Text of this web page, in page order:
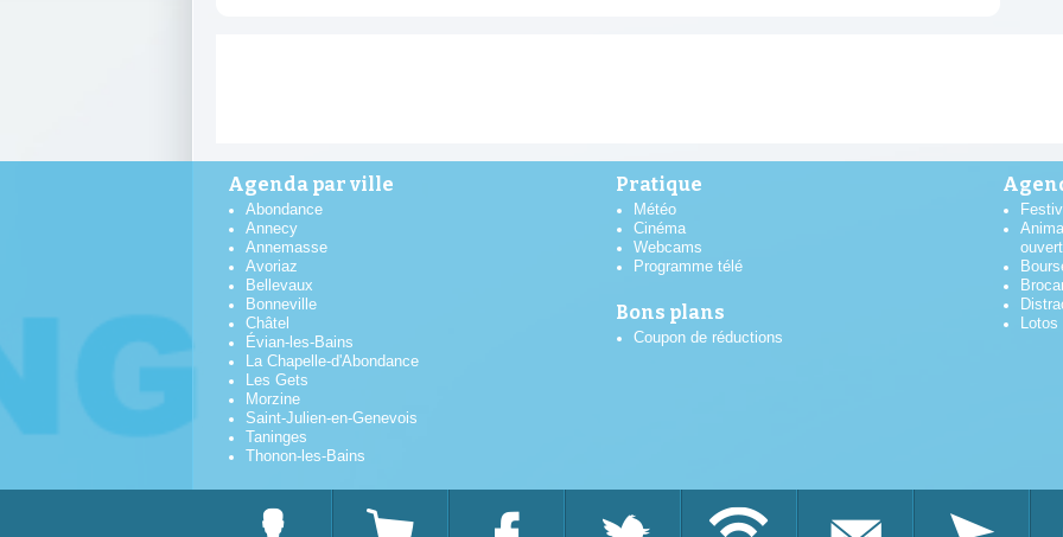
Agenda par ville
Abondance
Annecy
Annemasse
Avoriaz
Bellevaux
Bonneville
Châtel
Évian-les-Bains
La Chapelle-d'Abondance
Les Gets
Morzine
Saint-Julien-en-Genevois
Taninges
Thonon-les-Bains
Pratique
Météo
Cinéma
Webcams
Programme télé
Bons plans
Coupon de réductions
Lotos